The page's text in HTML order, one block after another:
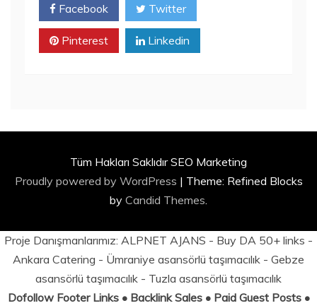
Facebook Twitter
Pinterest Linkedin
Tüm Hakları Saklıdır SEO Marketing
Proudly powered by WordPress | Theme: Refined Blocks
by Candid Themes
Proje Danışmanlarımız: ALPNET AJANS - Buy DA 50+ links -
Ankara Catering - Ümraniye asansörlü taşımacılık - Gebze
asansörlü taşımacılık - Tuzla asansörlü taşımacılık
Dofollow Footer Links • Backlink Sales • Paid Guest Posts •